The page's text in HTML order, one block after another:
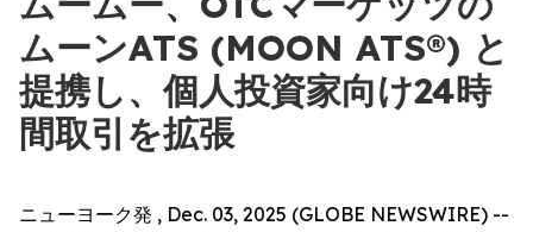
ムーンATS (MOON ATS®) と
提携し、個人投資家向け24時
間取引を拡張
ニューヨーク発 , Dec. 03, 2025 (GLOBE NEWSWIRE) --